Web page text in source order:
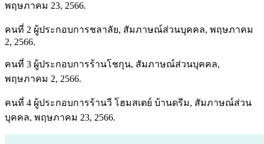
พฤษภาคม 23, 2566.
คนที่ 2 ผู้ประกอบการชลาลัย, สัมภาษณ์ส่วนบุคคล, พฤษภาคม
2, 2566.
คนที่ 3 ผู้ประกอบการร้านโชกุน, สัมภาษณ์ส่วนบุคคล,
พฤษภาคม 2, 2566.
คนที่ 4 ผู้ประกอบการร้านวี โฮมสเตย์ บ้านดรีม, สัมภาษณ์ส่วน
บุคคล, พฤษภาคม 23, 2566.